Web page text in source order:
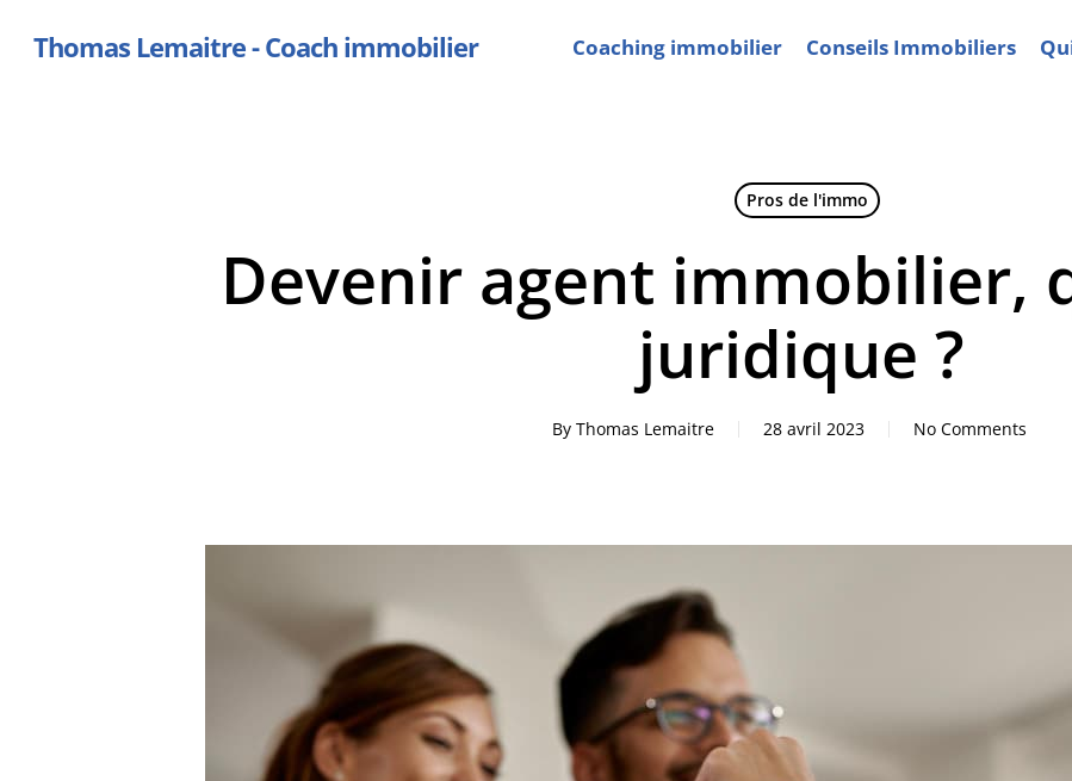
Thomas Lemaitre - Coach immobilier Coaching immobilier Conseils Immobiliers
Pros de l'immo
Devenir agent immobilier,
juridique ?
By Thomas Lemaitre 28 avril 2023 No Comments